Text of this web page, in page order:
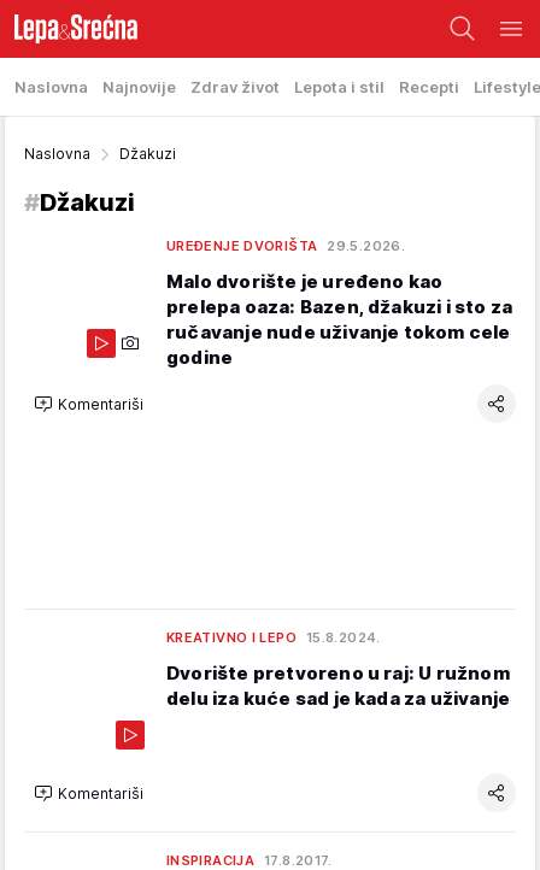
Naslovna Najnovije Zdrav život Lepota i stil Recepti Lifestyle
Naslovna Džakuzi
#Džakuzi
UREĐENJE DVORIŠTA 29.5.2026.
Malo dvorište je uređeno kao
prelepa oaza: Bazen, džakuzi i sto za
ručavanje nude uživanje tokom cele
godine
Komentariši
KREATIVNO I LEPO 15.8.2024.
Dvorište pretvoreno u raj: U ružnom
delu iza kuće sad je kada za uživanje
Komentariši
INSPIRACIJA 17.8.2017.